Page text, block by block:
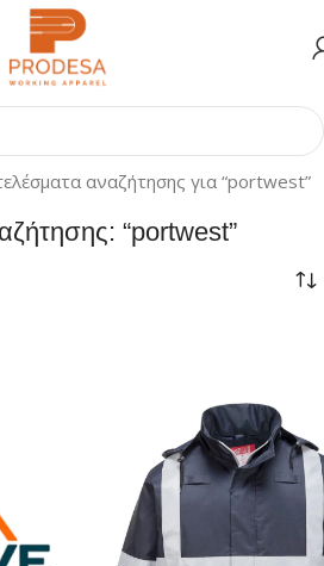
αναζήτησης για “portwest”
“portwest”